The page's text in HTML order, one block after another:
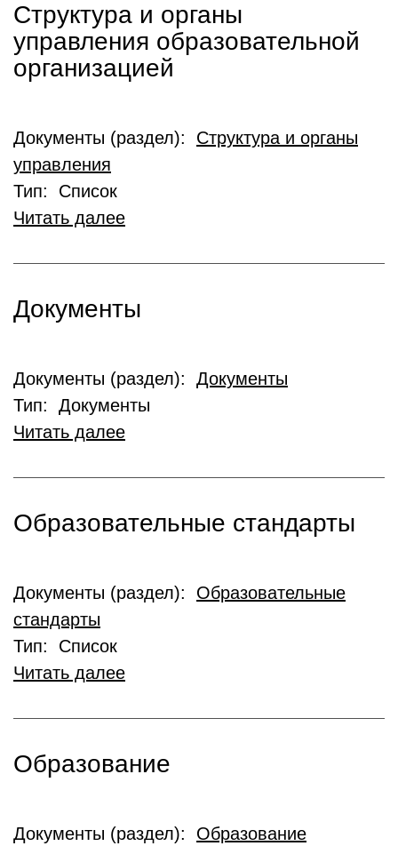
Структура и органы
управления образовательной
организацией
Документы (раздел): Структура и органы
управления
Тип: Список
Читать далее
Документы
Документы (раздел): Документы
Тип: Документы
Читать далее
Образовательные стандарты
Документы (раздел): Образовательные
стандарты
Тип: Список
Читать далее
Образование
Документы (раздел): Образование